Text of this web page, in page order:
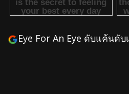
Eye For An Eye ดับแค้นดับ